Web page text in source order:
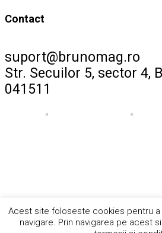
Contact
suport@brunomag.ro
Str. Secuilor 5, sector 4,
041511
Acest site foloseste cookies pentru
navigare. Prin navigarea pe acest